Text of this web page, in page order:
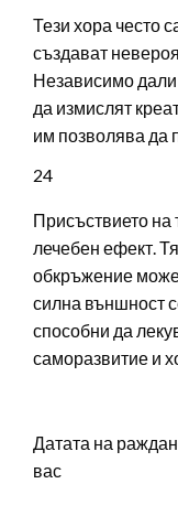
Тези хора често
създават
Независимо дали
да измислят
им позволява да
24
Присъствието на
лечебен ефект.
обкръжение може
силна външност
способни да
саморазвитие и
Датата на
вас